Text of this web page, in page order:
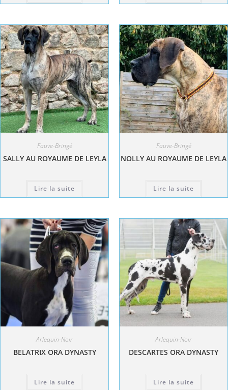
Fauve-Bringé
SALLY AU ROYAUME DE LEYLA
Lire la suite
Fauve-Bringé
NOLLY AU ROYAUME DE LEYLA
Lire la suite
Arlequin-Noir
BELATRIX ORA DYNASTY
Lire la suite
Arlequin-Noir
DESCARTES ORA DYNASTY
Lire la suite